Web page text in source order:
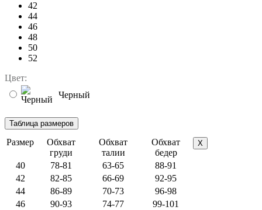
42
44
46
48
50
52
Цвет:
Черный
Размер
Обхват
груди
Обхват
талии
Обхват
бедер
X
40 78-81 63-65
88-91
42
82-85 66-69
92-95
44
86-89 70-73
96-98
46
90-93 74-77
99-101